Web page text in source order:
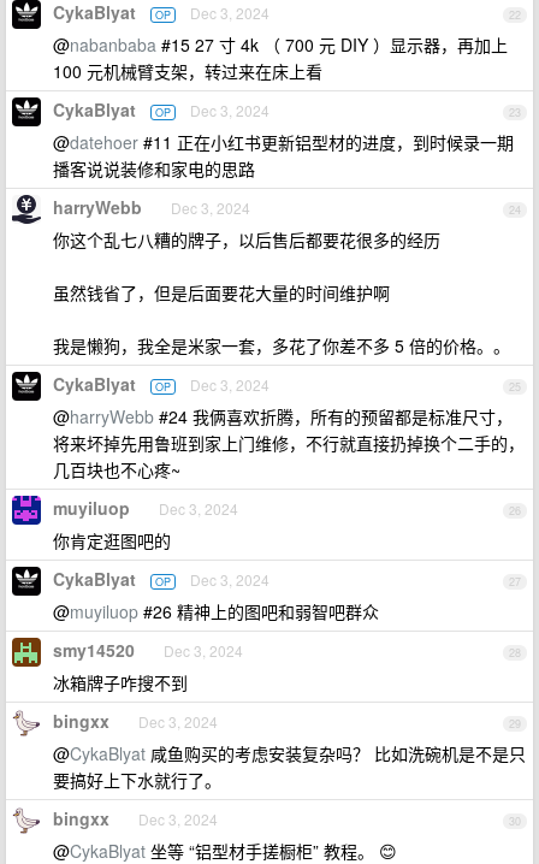
22
CykaBlyat OP Dec 3, 2024
@nabanbaba #15 27 寸 4k （ 700 元 DIY ）显示器，再加上
100 元机械臂支架，转过来在床上看
23
CykaBlyat OP Dec 3, 2024
@datehoer #11 正在小红书更新铝型材的进度，到时候录一期
播客说说装修和家电的思路
24
harryWebb Dec 3, 2024
你这个乱七八糟的牌子，以后售后都要花很多的经历
虽然钱省了，但是后面要花大量的时间维护啊
我是懒狗，我全是米家一套，多花了你差不多 5 倍的价格。。
25
CykaBlyat OP Dec 3, 2024
@harryWebb #24 我俩喜欢折腾，所有的预留都是标准尺寸，
将来坏掉先用鲁班到家上门维修，不行就直接扔掉换个二手的，
几百块也不心疼~
26
muyiluop Dec 3, 2024
你肯定逛图吧的
27
CykaBlyat OP Dec 3, 2024
@muyiluop #26 精神上的图吧和弱智吧群众
28
smy14520 Dec 3, 2024
冰箱牌子咋搜不到
29
bingxx Dec 3, 2024
@CykaBlyat 咸鱼购买的考虑安装复杂吗？ 比如洗碗机是不是只
要搞好上下水就行了。
30
bingxx Dec 3, 2024
@CykaBlyat 坐等 “铝型材手搓橱柜” 教程。 😊